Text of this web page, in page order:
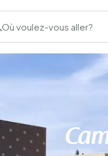
Où voulez-vous aller?